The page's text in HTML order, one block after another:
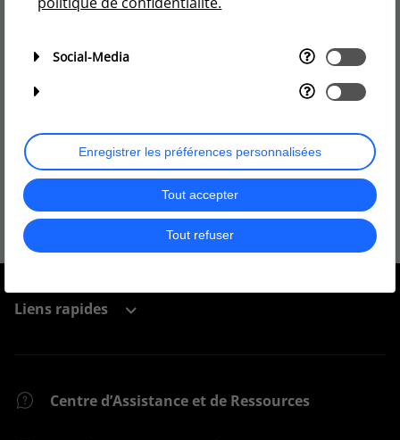
ReefATO+
ReefControl Lite/Pro
ReefControl Power
Liens rapides
Centre d’Assistance et de Ressources
Social-Media
Enregistrer les préférences personnalisées
Tout accepter
Tout refuser